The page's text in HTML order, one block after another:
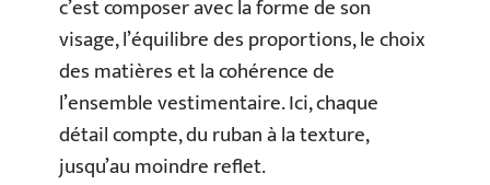
c’est composer avec la forme de son
visage, l’équilibre des proportions, le choix
des matières et la cohérence de
l’ensemble vestimentaire. Ici, chaque
détail compte, du ruban à la texture,
jusqu’au moindre reflet.